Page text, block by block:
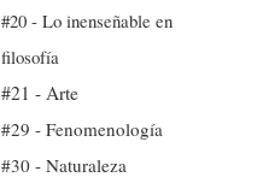
#20 - Lo inenseñable en
filosofía
#21 - Arte
#29 - Fenomenología
#30 - Naturaleza